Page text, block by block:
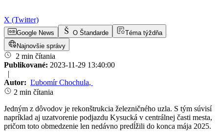
X (Twitter)
Google News O Štandarde
Téma týždňa
Najnovšie správy
2 min čítania
Publikované: 2023-11-29 13:40:00
|
Autor: Ľubomír Chochula,
2 min čítania
Jedným z dôvodov je rekonštrukcia železničného uzla. S tým súvisí
napríklad aj uzatvorenie podjazdu Kysucká v centrálnej časti mesta,
pričom toto obmedzenie len nedávno predĺžili do konca mája 2025.